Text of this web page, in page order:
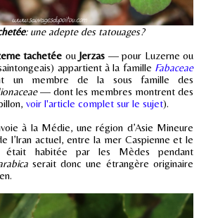
: une adepte des tatouages?
tachetée ou Jerzas — pour Luzerne ou
appartient à la famille Fabaceae
un membre de la sous famille des
— dont les membres montrent des
voir l'article complet sur le sujet).
à la Médie, une région d’Asie Mineure
l’Iran actuel, entre la mer Caspienne et le
était habitée par les Mèdes pendant
serait donc une étrangère originaire